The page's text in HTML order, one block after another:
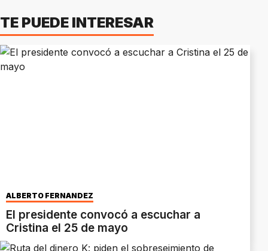
TE PUEDE INTERESAR
ALBERTO FERNÁNDEZ
El presidente convocó a escuchar a
Cristina el 25 de mayo